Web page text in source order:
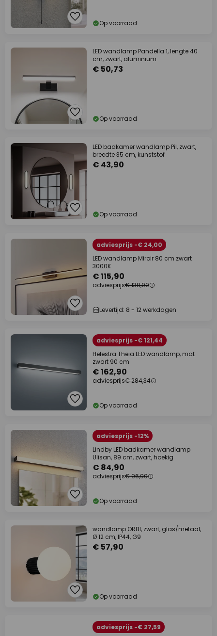
Op voorraad
LED wandlamp Pandella 1, lengte 40
cm, zwart, aluminium
€ 50,73
Op voorraad
LED badkamer wandlamp Pil, zwart,
breedte 35 cm, kunststof
€ 43,90
Op voorraad
adviesprijs -€ 24,00
LED wandlamp Miroir 80 cm zwart
3000K
€ 115,90
adviesprijs€ 139,90
Levertijd: 8 - 12 werkdagen
adviesprijs -€ 121,44
Helestra Theia LED wandlamp, mat
zwart 90 cm
€ 162,90
adviesprijs€ 284,34
Op voorraad
adviesprijs -12%
Lindby LED badkamer wandlamp
Ulisan, 89 cm, zwart, hoekig
€ 84,90
adviesprijs€ 96,90
Op voorraad
wandlamp ORBI, zwart, glas/metaal,
Ø 12 cm, IP44, G9
€ 57,90
Op voorraad
adviesprijs -€ 27,59